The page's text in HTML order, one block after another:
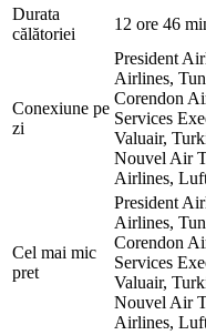
Durata
călătoriei
12 ore 46
Conexiune pe
zi
President
Airlines,
Corendon
Services
Valuair,
Nouvel Air
Airlines,
Cel mai mic
pret
President
Airlines,
Corendon
Services
Valuair,
Nouvel Air
Airlines,